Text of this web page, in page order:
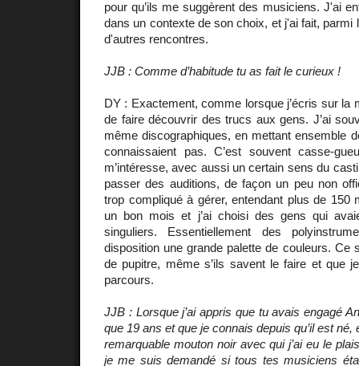
pour qu’ils me suggèrent des musiciens. J'ai
dans un contexte de son choix, et j'ai fait, parmi
d'autres rencontres.
JJB : Comme d’habitude tu as fait le curieux !
DY : Exactement, comme lorsque j’écris sur la
de faire découvrir des trucs aux gens. J’ai
même discographiques, en mettant ensemble
connaissaient pas. C’est souvent casse-
m’intéresse, avec aussi un certain sens du
passer des auditions, de façon un peu non
trop compliqué à gérer, entendant plus de 150
un bon mois et j’ai choisi des gens qui
singuliers. Essentiellement des
disposition une grande palette de couleurs. Ce
de pupitre, même s’ils savent le faire et que
parcours.
JJB : Lorsque j’ai appris que tu avais engagé
que 19 ans et que je connais depuis qu’il est
remarquable mouton noir avec qui j’ai eu le
je me suis demandé si tous tes musiciens